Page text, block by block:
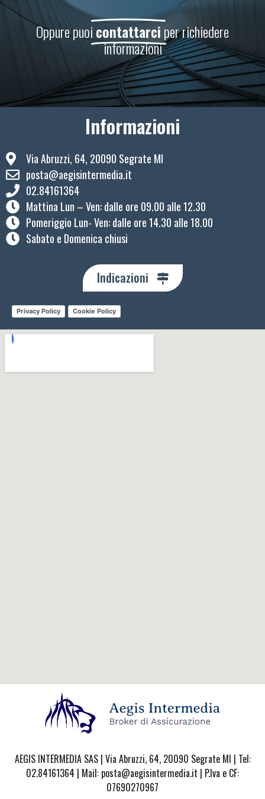
Oppure puoicontattarciper richiedere
informazioni
Informazioni
Via Abruzzi, 64, 20090 Segrate MI
posta@aegisintermedia.it
02.84161364
Mattina Lun – Ven: ​dalle ore 09.00 alle 12.30
Pomeriggio Lun- Ven: dalle ore 14.30 alle 18.00
Sabato e Domenica chiusi
Indicazioni
Privacy Policy Cookie Policy
AEGIS INTERMEDIA SAS | Via Abruzzi, 64, 20090 Segrate MI | Tel:
02.84161364 | Mail: posta@aegisintermedia.it | P.Iva e CF:
07690270967